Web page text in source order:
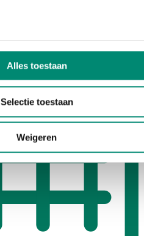
Alles toestaan
Selectie toestaan
Weigeren